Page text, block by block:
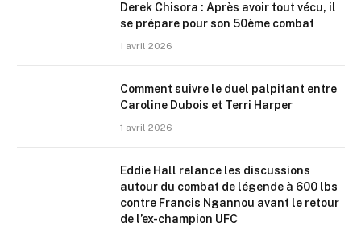
Derek Chisora : Après avoir tout vécu, il
se prépare pour son 50ème combat
1 avril 2026
Comment suivre le duel palpitant entre
Caroline Dubois et Terri Harper
1 avril 2026
Eddie Hall relance les discussions
autour du combat de légende à 600 lbs
contre Francis Ngannou avant le retour
de l’ex-champion UFC